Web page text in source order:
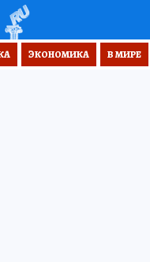
ЭКОНОМИКА В МИРЕ